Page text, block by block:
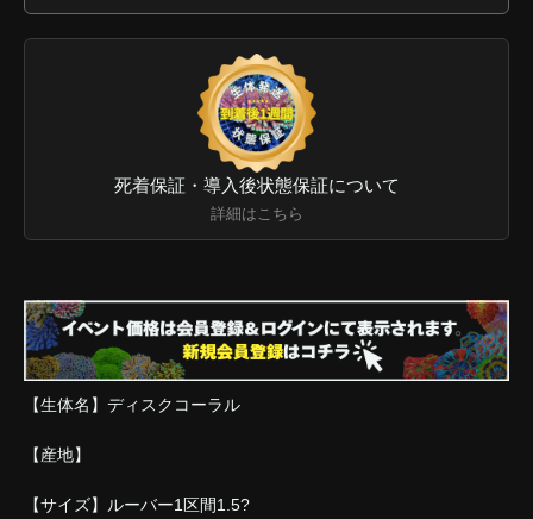
死着保証・導入後状態保証について
詳細はこちら
【生体名】ディスクコーラル
【産地】
【サイズ】ルーバー1区間1.5?